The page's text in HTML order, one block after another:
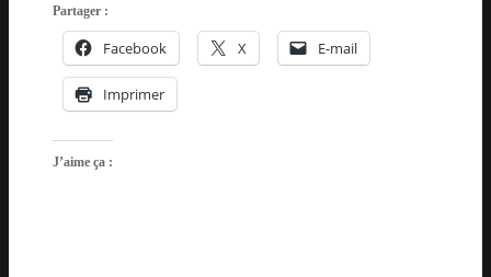
Partager :
Facebook X E-mail
Imprimer
J’aime ça :